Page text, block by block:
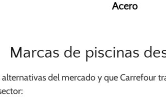
Acero
Marcas de piscinas
del mercado y que Carrefour